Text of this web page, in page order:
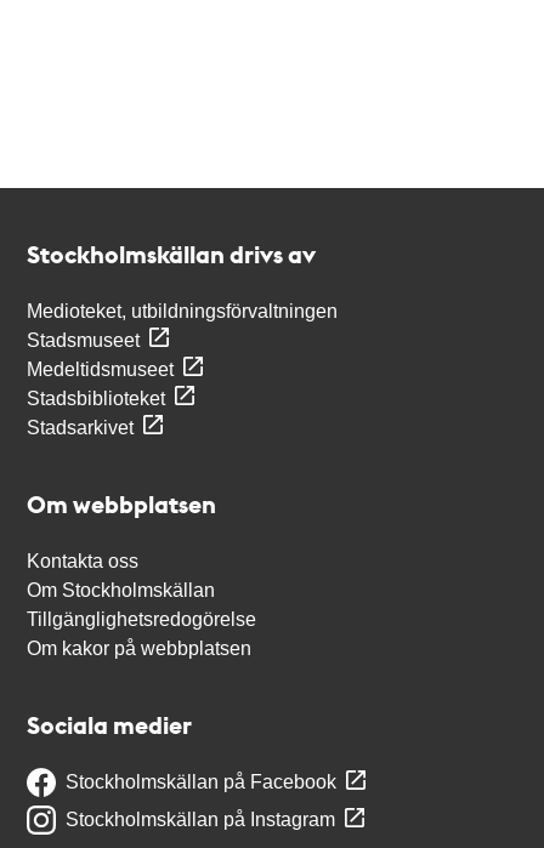
Stockholmskällan drivs av
Medioteket, utbildningsförvaltningen
Stadsmuseet
Medeltidsmuseet
Stadsbiblioteket
Stadsarkivet
Om webbplatsen
Kontakta oss
Om Stockholmskällan
Tillgänglighetsredogörelse
Om kakor på webbplatsen
Sociala medier
Stockholmskällan på Facebook
Stockholmskällan på Instagram